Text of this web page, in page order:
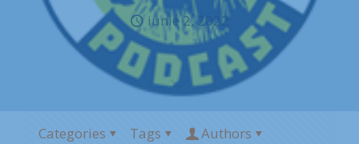
iunie 2, 2022
Categories Tags
Authors